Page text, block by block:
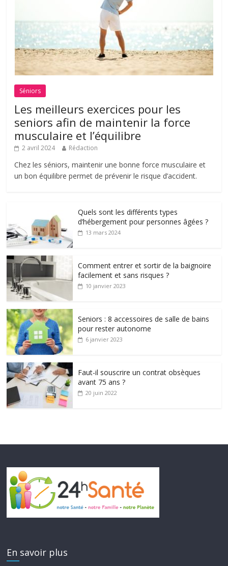
Séniors
Les meilleurs exercices pour les
seniors afin de maintenir la force
musculaire et l’équilibre
2 avril 2024 Rédaction
Chez les séniors, maintenir une bonne force musculaire et
un bon équilibre permet de prévenir le risque d’accident.
Quels sont les différents types
d’hébergement pour personnes âgées ?
13 mars 2024
Comment entrer et sortir de la baignoire
facilement et sans risques ?
10 janvier 2023
Seniors : 8 accessoires de salle de bains
pour rester autonome
6 janvier 2023
Faut-il souscrire un contrat obsèques
avant 75 ans ?
20 juin 2022
En savoir plus